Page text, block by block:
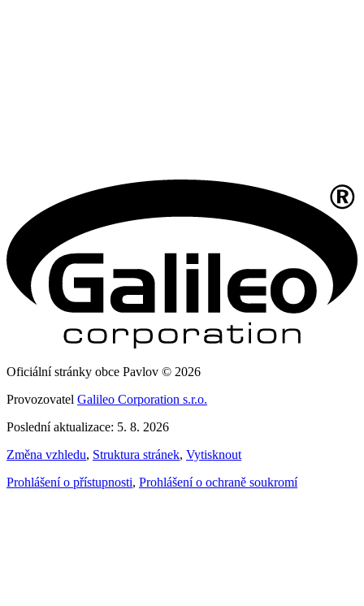
Oficiální stránky obce Pavlov © 2026
Provozovatel Galileo Corporation s.r.o.
Poslední aktualizace: 5. 8. 2026
Změna vzhledu, Struktura stránek, Vytisknout
Prohlášení o přístupnosti, Prohlášení o ochraně soukromí